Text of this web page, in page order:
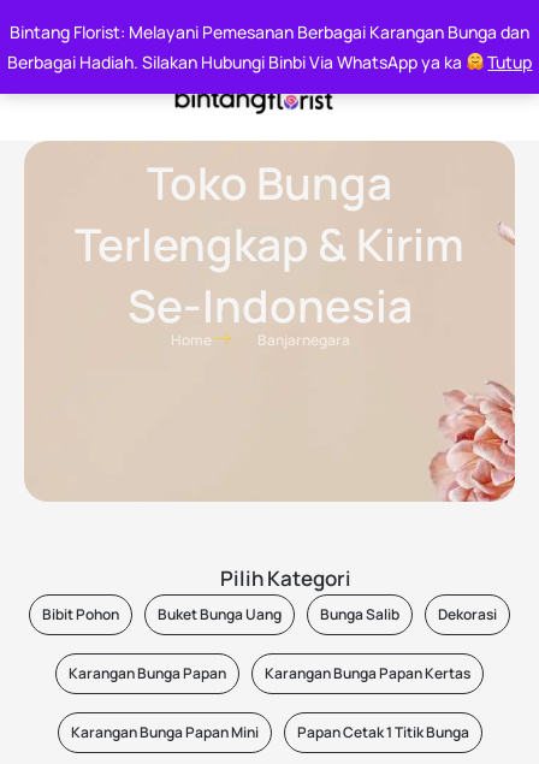
Bintang Florist: Melayani Pemesanan Berbagai Karangan Bunga dan
Berbagai Hadiah. Silakan Hubungi Binbi Via WhatsApp ya ka
Tutup
Whatsapp : 0812 6000 7144
Toko Bunga
Terlengkap & Kirim
Se-Indonesia
Home Banjarnegara
Pilih Kategori
Bibit Pohon Buket Bunga Uang Bunga Salib Dekorasi
Karangan Bunga Papan Karangan Bunga Papan Kertas
Karangan Bunga Papan Mini Papan Cetak 1 Titik Bunga